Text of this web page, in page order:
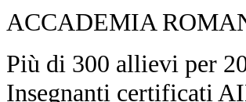
ACCADEMIA
Più di 300 allievi per
Insegnanti certificati